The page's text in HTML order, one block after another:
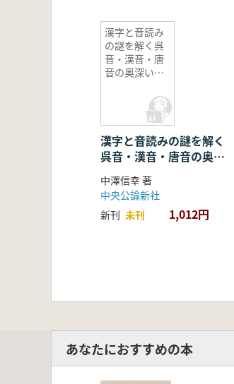
漢字と音読み
の謎を解く呉
音・漢音・唐
音の奥深い世
漢字と音読みの謎を解く
呉音・漢音・唐音の奥深
い世界
中澤信幸 著
中央公論新社
新刊 未刊 1,012円
あなたにおすすめの本